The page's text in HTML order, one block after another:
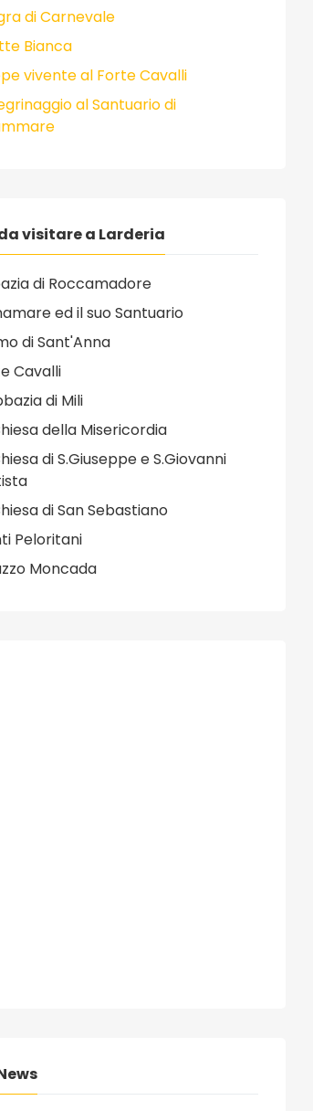
di Carnevale
Bianca
vivente al Forte Cavalli
al Santuario di
visitare a Larderia
di Roccamadore
ed il suo Santuario
di Sant'Anna
Cavalli
di Mili
della Misericordia
di S.Giuseppe e S.Giovanni
di San Sebastiano
Peloritani
Moncada